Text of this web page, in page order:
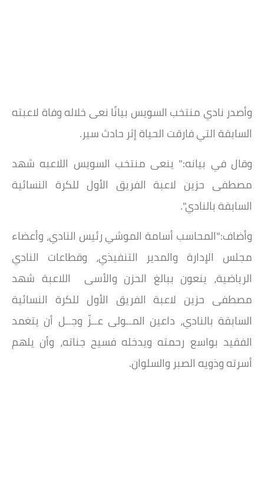
وأصدر نادي منتخب السويس بيانًا نعى خلاله وفاة لاعبته
السابقة التي فارقت الحياة إثر حادث سير.
وقال في بيانه:" ينعى منتخب السويس اللاعبه شهد
مصطفى حزين لاعبة الفريق الأول للكرة النسائية
السابقة بالنادي".
وأضاف:"المحاسب أسامة الموشي رئيس النادي، وأعضاء
مجلس الإدارة والمدير التنفيذي، وقطاعات النادي
الرياضية، ينعون ببالغ الحزن والأسى اللاعبة شهد
مصطفى حزين لاعبة الفريق الأول للكرة النسائية
السابقة بالنادي، داعين المــولى عــزّ وجــل أن يتغمد
الفقيد بواسع رحمته ويدخله فسيح جناته، وأن يلهم
أسرته وذويه الصبر والسلوان.